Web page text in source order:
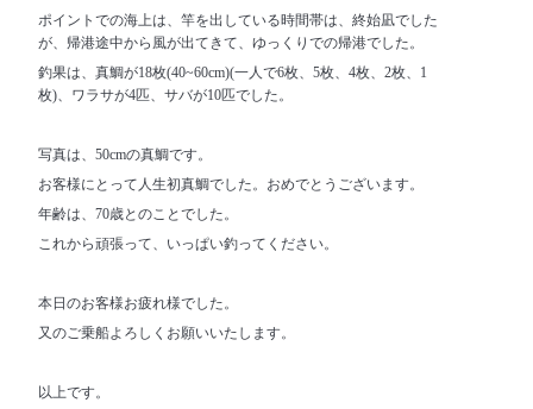
ポイントでの海上は、竿を出している時間帯は、終始凪でした
が、帰港途中から風が出てきて、ゆっくりでの帰港でした。
釣果は、真鯛が18枚(40~60cm)(一人で6枚、5枚、4枚、2枚、1
枚)、ワラサが4匹、サバが10匹でした。
写真は、50cmの真鯛です。
お客様にとって人生初真鯛でした。おめでとうございます。
年齢は、70歳とのことでした。
これから頑張って、いっぱい釣ってください。
本日のお客様お疲れ様でした。
又のご乗船よろしくお願いいたします。
以上です。